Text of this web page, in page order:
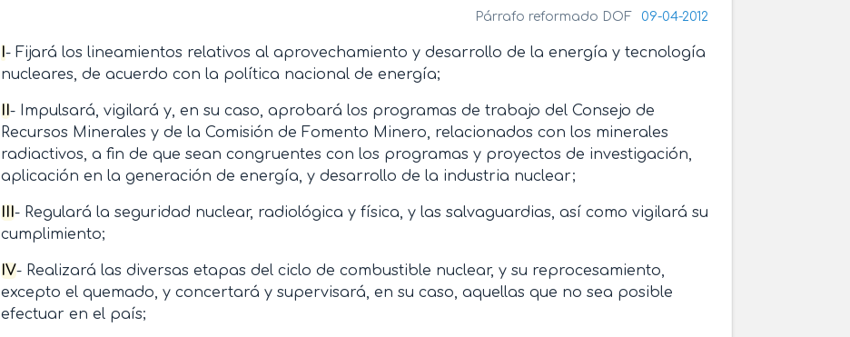
Párrafo reformado DOF 09-04-2012
I- Fijará los lineamientos relativos al aprovechamiento y desarrollo de la energía y tecnología
nucleares, de acuerdo con la política nacional de energía;
II- Impulsará, vigilará y, en su caso, aprobará los programas de trabajo del Consejo de
Recursos Minerales y de la Comisión de Fomento Minero, relacionados con los minerales
radiactivos, a fin de que sean congruentes con los programas y proyectos de investigación,
aplicación en la generación de energía, y desarrollo de la industria nuclear;
III- Regulará la seguridad nuclear, radiológica y física, y las salvaguardias, así como vigilará su
cumplimiento;
IV- Realizará las diversas etapas del ciclo de combustible nuclear, y su reprocesamiento,
excepto el quemado, y concertará y supervisará, en su caso, aquellas que no sea posible
efectuar en el país;